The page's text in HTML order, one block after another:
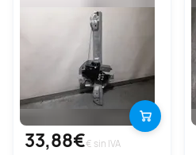
33,88€€ sin IVA